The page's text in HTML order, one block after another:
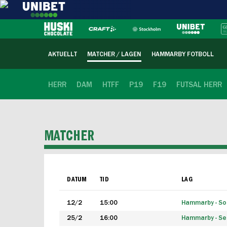
AKTUELLT MATCHER / LAGEN HAMMARBY FOTBOLL
HERR DAM HTFF P19 F19 FUTSAL HERR
MATCHER
DATUM TID LAG
12/2 15:00 Hammarby -
25/2 16:00 Hammarby -